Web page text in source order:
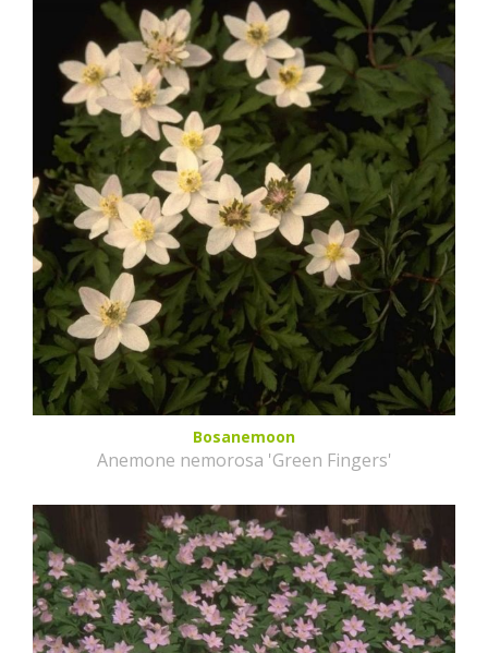
Bosanemoon
Anemone nemorosa 'Green Fingers'